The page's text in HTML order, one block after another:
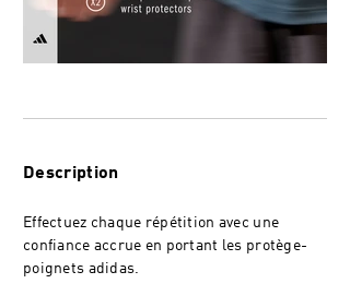
Description
Effectuez chaque répétition avec une
confiance accrue en portant les protège-
poignets adidas.